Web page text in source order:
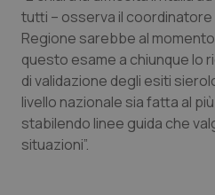
Sicilia
Toscana
Umbria
Valle D’Aosta
Neuroscienze &
Obesità
Oftalmologia
Oncodermatologia
tutti – osserva il coordinatore
Regione sarebbe al
questo esame a chiunque lo
di validazione degli esiti
livello nazionale sia fatta al
stabilendo linee guida che
situazioni”.